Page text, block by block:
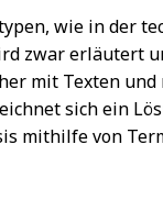
wie in der
zwar erläutert
mit Texten
sich ein
mithilfe von